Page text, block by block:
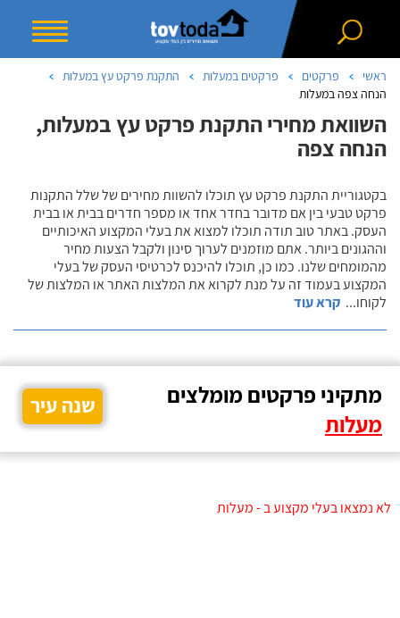
ראשי פרקטים פרקטים במעלות
התקנת פרקט עץ במעלות
הנחה צפה במעלות
השוואת מחירי התקנת פרקט עץ במעלות,
הנחה צפה
בקטגוריית התקנת פרקט עץ תוכלו להשוות מחירים של שלל התקנות
פרקט טבעי בין אם מדובר בחדר אחד או מספר חדרים בבית או בבית
העסק. באתר טוב תודה תוכלו למצוא את בעלי המקצוע האיכותיים
וההגונים ביותר. אתם מוזמנים לערוך סינון ולקבל הצעות מחיר
מהמומחים שלנו. כמו כן, תוכלו להיכנס לכרטיסי העסק של בעלי
המקצוע בעמוד זה על מנת לקרוא את המלצות האתר או המלצות של
לקוחו... קרא עוד
מתקיני פרקטים מומלצים
מעלות
שנה עיר
לא נמצאו בעלי מקצוע ב - מעלות